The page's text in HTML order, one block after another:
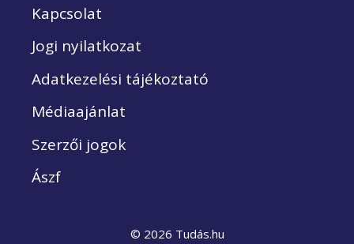
Kapcsolat
Jogi nyilatkozat
Adatkezelési tájékoztató
Médiaajánlat
Szerzői jogok
Ászf
© 2026 Tudás.hu